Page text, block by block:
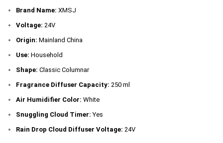
Brand Name: XMSJ
Voltage: 24V
Origin: Mainland China
Use: Household
Shape: Classic Columnar
Fragrance Diffuser Capacity: 250 ml
Air Humidifier Color: White
Snuggling Cloud Timer: Yes
Rain Drop Cloud Diffuser Voltage: 24V